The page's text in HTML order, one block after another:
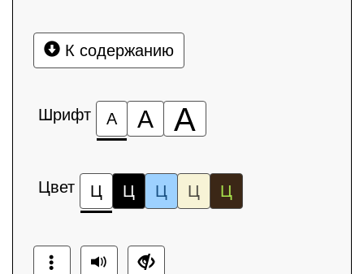
К содержанию
Шрифт А А А
Цвет Ц Ц Ц Ц Ц